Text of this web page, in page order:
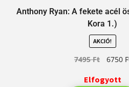
Anthony Ryan: A fekete acél
Kora 1.)
AKCIÓ!
7495Ft 6750
Elfogyott